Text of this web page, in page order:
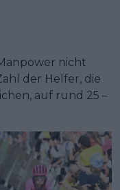
nicht
der Helfer, die
auf rund 25 –